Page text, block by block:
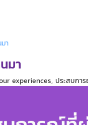
า
มา
experiences, ประสบกา